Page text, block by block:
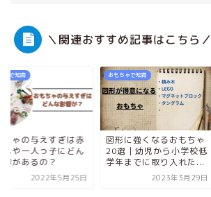
＼関連おすすめ記事はこちら／
ゃで知育
ちゃの与えすぎは赤
んや一人っ子にどん
響があるの？
2022年5月25日
おもちゃで知育
図形に強くなるおもちゃ
20選｜幼児から小学校低
学年までに取り入れた...
2023年3月29日